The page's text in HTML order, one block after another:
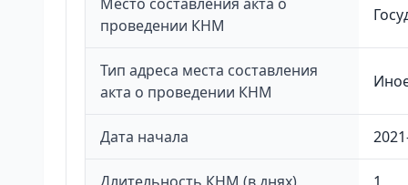
проведении КНМ
Тип адреса места составления
акта о проведении КНМ
Дата начала